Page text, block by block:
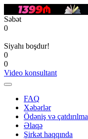
Səbət
0
Siyahı boşdur!
0
0
Video konsultant
FAQ
Xəbərlər
Ödəniş və çatdırılma
Əlaqə
Şirkət haqqında